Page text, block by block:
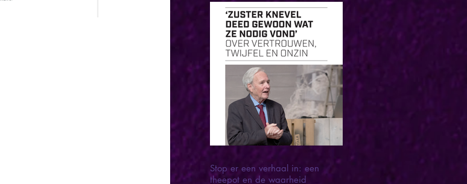
Stop er een verhaal in: een
theepot en de waarheid